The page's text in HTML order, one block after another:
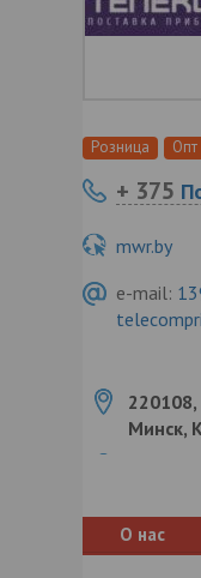
Розница Опт
+ 375
mwr.by
e-mail:
Минск,
О нас